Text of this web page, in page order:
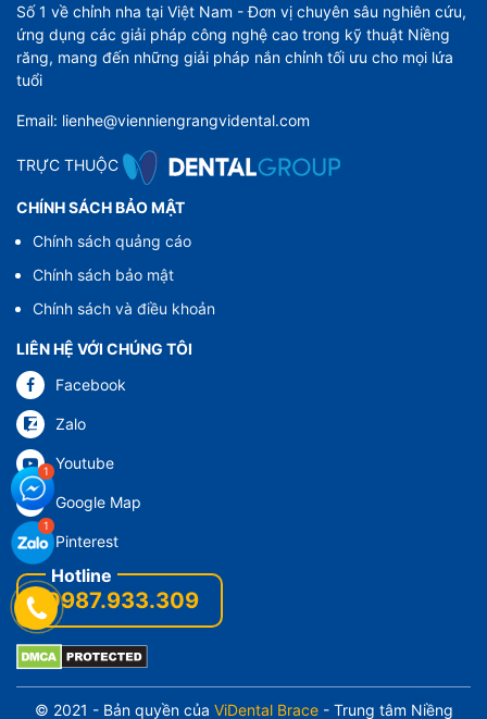
Số 1 về chỉnh nha tại Việt Nam - Đơn vị chuyên sâu nghiên cứu,
ứng dụng các giải pháp công nghệ cao trong kỹ thuật Niềng
răng, mang đến những giải pháp nắn chỉnh tối ưu cho mọi lứa
tuổi
Email: lienhe@vienniengrangvidental.com
TRỰC THUỘC
CHÍNH SÁCH BẢO MẬT
Chính sách quảng cáo
Chính sách bảo mật
Chính sách và điều khoản
LIÊN HỆ VỚI CHÚNG TÔI
Facebook
Zalo
Youtube
Google Map
Pinterest
0987.933.309
© 2021 - Bản quyền của ViDental Brace- Trung tâm Niềng